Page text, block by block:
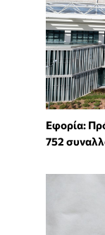
Εφορία:
752